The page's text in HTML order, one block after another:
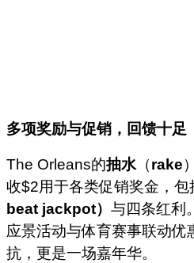
多项奖励与促销，回馈十足
The Orleans的抽水（rake
收$2用于各类促销奖金，包
beat jackpot） 与四条红利
应景活动与体育赛事联动优
抗，更是一场嘉年华。